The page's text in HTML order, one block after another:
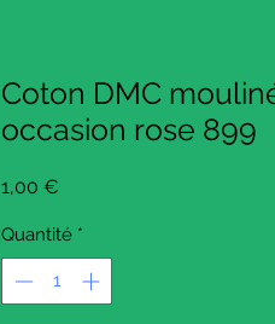
Coton DMC
occasion rose 899
1,00 €
Quantité *